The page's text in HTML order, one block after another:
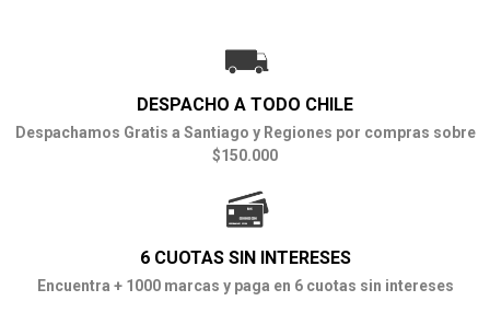
DESPACHO A TODO CHILE
Despachamos Gratis a Santiago y Regiones por compras sobre
$150.000
6 CUOTAS SIN INTERESES
Encuentra + 1000 marcas y paga en 6 cuotas sin intereses